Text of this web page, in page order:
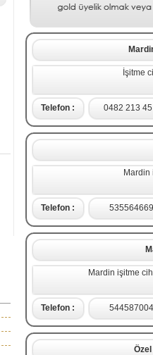
İşitme
Telefon : 0482 213
Mardin
Telefon :
Mardin işitme
Telefon :